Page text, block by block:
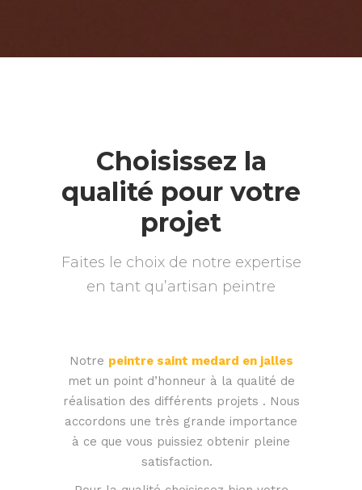
Choisissez la
qualité pour votre
projet
Faites le choix de notre expertise
en tant qu’artisan peintre
Notre peintre saint medard en jalles
met un point d’honneur à la qualité de
réalisation des différents projets . Nous
accordons une très grande importance
à ce que vous puissiez obtenir pleine
satisfaction.